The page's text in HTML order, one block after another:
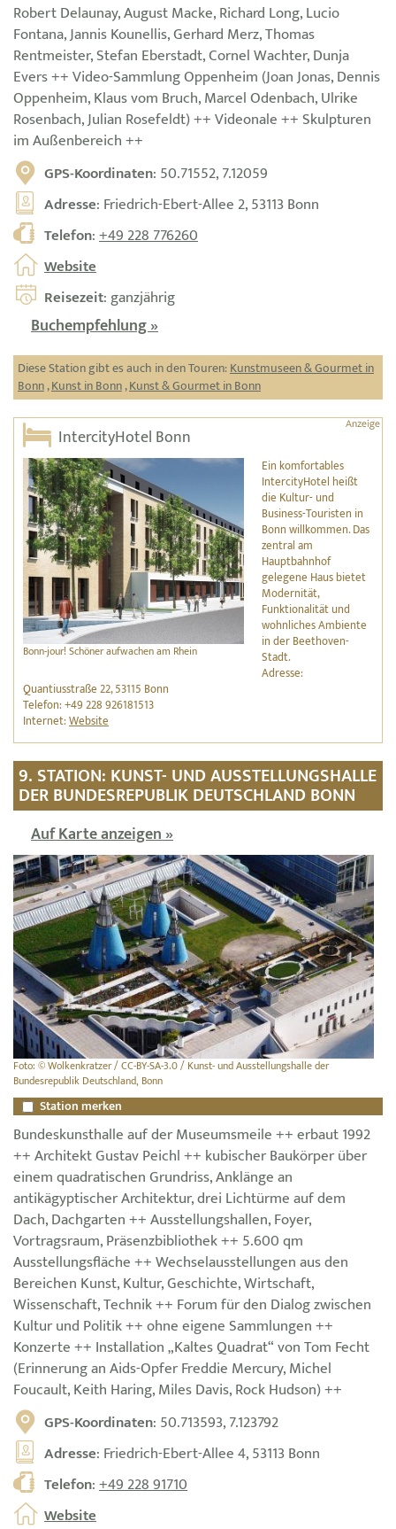
Robert Delaunay, August Macke, Richard Long, Lucio
Fontana, Jannis Kounellis, Gerhard Merz, Thomas
Rentmeister, Stefan Eberstadt, Cornel Wachter, Dunja
Evers ++ Video-Sammlung Oppenheim (Joan Jonas, Dennis
Oppenheim, Klaus vom Bruch, Marcel Odenbach, Ulrike
Rosenbach, Julian Rosefeldt) ++ Videonale ++ Skulpturen
im Außenbereich ++
GPS-Koordinaten: 50.71552, 7.12059
Adresse: Friedrich-Ebert-Allee 2, 53113 Bonn
Telefon:+49 228 776260
Website
Reisezeit: ganzjährig
Buchempfehlung »
Diese Station gibt es auch in den Touren:Kunstmuseen & Gourmet in
Bonn,Kunst in Bonn,Kunst & Gourmet in Bonn
IntercityHotel Bonn
Bonn-jour! Schöner aufwachen am Rhein
Ein komfortables
IntercityHotel heißt
die Kultur- und
Business-Touristen in
Bonn willkommen. Das
zentral am
Hauptbahnhof
gelegene Haus bietet
Modernität,
Funktionalität und
wohnliches Ambiente
in der Beethoven-
Stadt.
Adresse:
Quantiusstraße 22, 53115 Bonn
Telefon: +49 228 926181513
Internet:Website
9. STATION: KUNST- UND AUSSTELLUNGSHALLE
DER BUNDESREPUBLIK DEUTSCHLAND BONN
Auf Karte anzeigen »
Foto: © Wolkenkratzer / CC-BY-SA-3.0 / Kunst- und Ausstellungshalle der
Bundesrepublik Deutschland, Bonn
Station merken
Bundeskunsthalle auf der Museumsmeile ++ erbaut 1992
++ Architekt Gustav Peichl ++ kubischer Baukörper über
einem quadratischen Grundriss, Anklänge an
antikägyptischer Architektur, drei Lichtürme auf dem
Dach, Dachgarten ++ Ausstellungshallen, Foyer,
Vortragsraum, Präsenzbibliothek ++ 5.600 qm
Ausstellungsfläche ++ Wechselausstellungen aus den
Bereichen Kunst, Kultur, Geschichte, Wirtschaft,
Wissenschaft, Technik ++ Forum für den Dialog zwischen
Kultur und Politik ++ ohne eigene Sammlungen ++
Konzerte ++ Installation „Kaltes Quadrat“ von Tom Fecht
(Erinnerung an Aids-Opfer Freddie Mercury, Michel
Foucault, Keith Haring, Miles Davis, Rock Hudson) ++
GPS-Koordinaten: 50.713593, 7.123792
Adresse: Friedrich-Ebert-Allee 4, 53113 Bonn
Telefon:+49 228 91710
Website